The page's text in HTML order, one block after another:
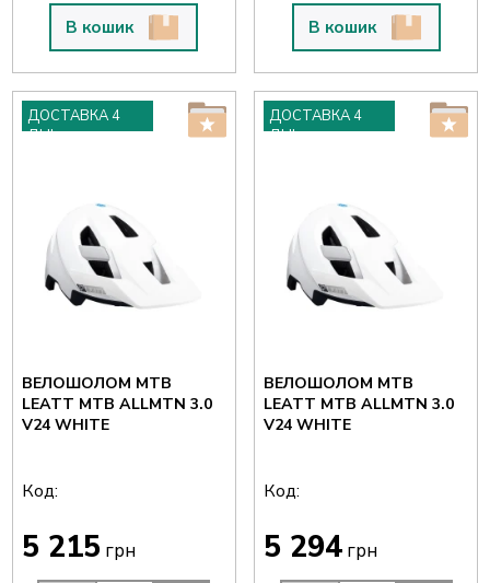
В кошик В кошик
ДОСТАВКА 4
ДНІ
ВЕЛОШОЛОМ MTB
LEATT MTB ALLMTN 3.0
V24 WHITE
Код:
5 215 грн
ДОСТАВКА 4
ДНІ
ВЕЛОШОЛОМ MTB
LEATT MTB ALLMTN 3.0
V24 WHITE
Код:
5 294 грн